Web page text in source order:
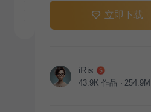
立即下载
iRis
43.9K 作品 254.9M